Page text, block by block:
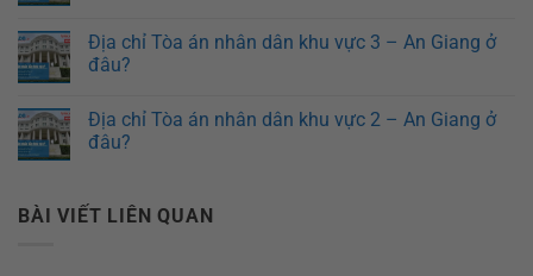
Địa chỉ Tòa án nhân dân khu vực 3 – An Giang ở
đâu?
Địa chỉ Tòa án nhân dân khu vực 2 – An Giang ở
đâu?
BÀI VIẾT LIÊN QUAN